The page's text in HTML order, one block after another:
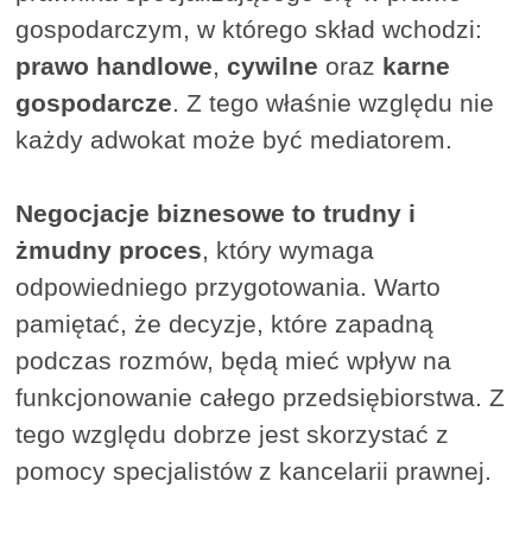
gospodarczym, w którego skład wchodzi:
prawo handlowe,cywilne oraz karne
gospodarcze. Z tego właśnie względu nie
każdy adwokat może być mediatorem.
Negocjacje biznesowe to trudny i
żmudny proces, który wymaga
odpowiedniego przygotowania. Warto
pamiętać, że decyzje, które zapadną
podczas rozmów, będą mieć wpływ na
funkcjonowanie całego przedsiębiorstwa. Z
tego względu dobrze jest skorzystać z
pomocy specjalistów z kancelarii prawnej.